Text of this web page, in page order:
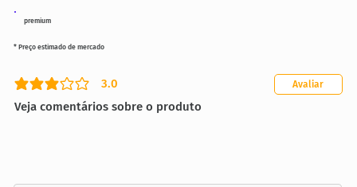
premium
3.0
classificação média é 3 de 5
Veja comentários sobre o produto
Avaliar
* Preço estimado de mercado